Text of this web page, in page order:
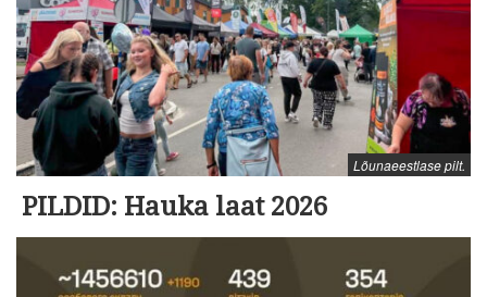
Lõunaeestlase pilt.
PILDID: Hauka laat 2026